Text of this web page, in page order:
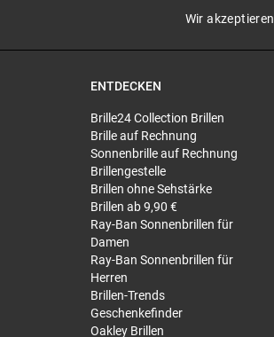
Wir akzeptieren
ENTDECKEN
Brille24 Collection Brillen
Brille auf Rechnung
Sonnenbrille auf Rechnung
Brillengestelle
Brillen ohne Sehstärke
Brillen ab 9,90 €
Ray-Ban Sonnenbrillen für
Damen
Ray-Ban Sonnenbrillen für
Herren
Brillen-Trends
Geschenkefinder
Oakley Brillen